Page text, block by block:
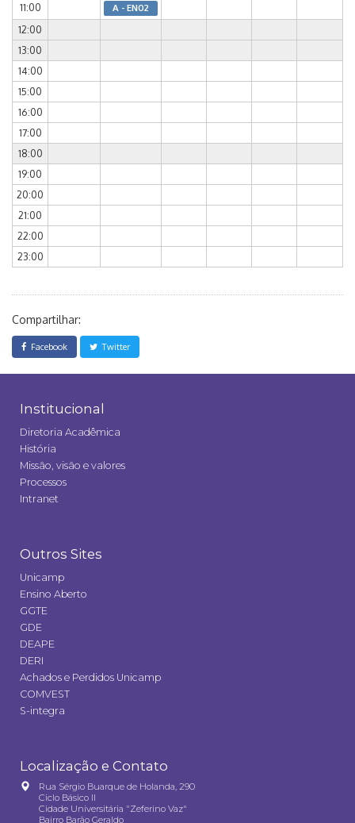
11:00 A - EN02
12:00
13:00
14:00
15:00
16:00
17:00
18:00
19:00
20:00
21:00
22:00
23:00
Compartilhar:
Facebook Twitter
Institucional
Diretoria Acadêmica
História
Missão, visão e valores
Processos
Intranet
Outros Sites
Unicamp
Ensino Aberto
GGTE
GDE
DEAPE
DERI
Achados e Perdidos Unicamp
COMVEST
S-integra
Localização e Contato
Rua Sérgio Buarque de Holanda, 290
Ciclo Básico II
Cidade Universitária "Zeferino Vaz"
Bairro Barão Geraldo